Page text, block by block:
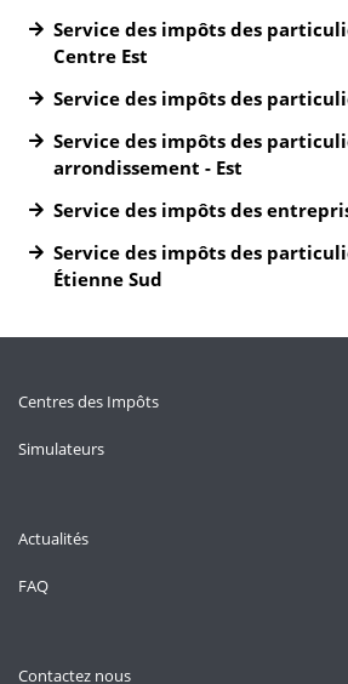
Service des impôts des
Centre Est
Service des impôts des
Service des impôts des
arrondissement - Est
Service des impôts des
Service des impôts des
Étienne Sud
Centres des Impôts
Simulateurs
Actualités
FAQ
Contactez nous